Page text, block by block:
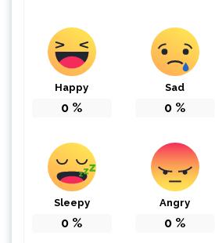
Happy
0 %
Sad
0 %
Sleepy
0 %
Angry
0 %